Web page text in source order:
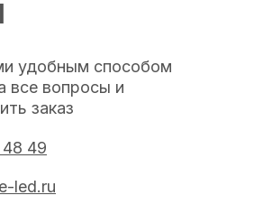
удобным способом
вопросы и
заказ
49
led.ru